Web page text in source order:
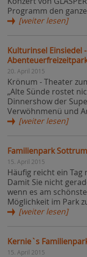
Programm den
[weiter lesen]
Kulturinsel Einsiedel
20. April 2015
Krönum - Theater
„Alte Sünde rostet
Dinnershow der
Verwöhnmenü und
[weiter lesen]
Familienpark Sottrum
15. April 2015
Häufig reicht ein Tag
Damit Sie nicht
wenn es am
Möglichkeit im Park
[weiter lesen]
Kernie`s
15. April 2015